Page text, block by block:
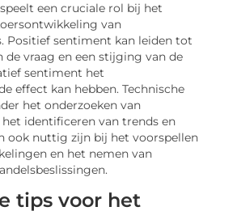
een cruciale rol bij het
van
Positief sentiment kan leiden tot
de vraag en een stijging van de
sentiment het
effect kan hebben. Technische
het onderzoeken van
identificeren van trends en
ook nuttig zijn bij het voorspellen
en het nemen van
tips voor het